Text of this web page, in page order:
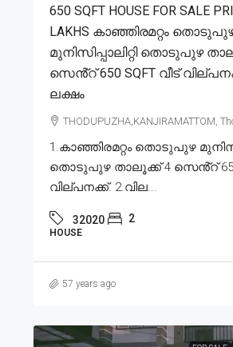
650 SQFT HOUSE FOR SALE
LAKHS കാഞ്ഞിരമറ്റം
മുനിസിപ്പാലിറ്റി തൊടുപുഴ
സെൻ്റ് 650 SQFT വീട്
ലക്ഷം
THODUPUZHA,KANJIRAMATTOM,
1.കാഞ്ഞിരമറ്റം തൊടുപുഴ
തൊടുപുഴ താലൂക്ക് 4 സെൻ്റ് 650
വില്പനക്ക്. 2.വില...
32020 2
HOUSE
57 years ago